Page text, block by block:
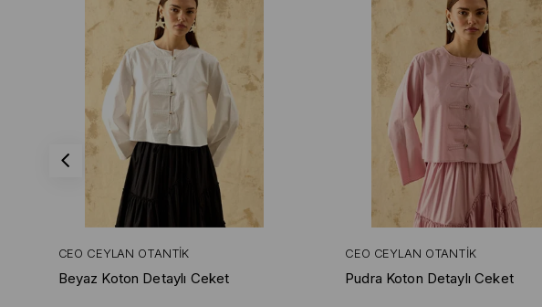
CEO CEYLAN OTANTIK
Beyaz Koton Detaylı Ceket
CEO CEYLAN OTANTIK
Pudra Koton Detaylı Ceket